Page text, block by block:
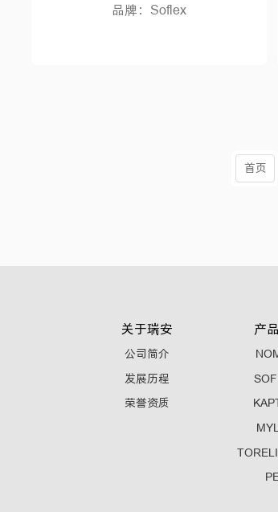
品牌：Soflex
首页
关于瑞安
公司简介
发展历程
荣誉资质
产